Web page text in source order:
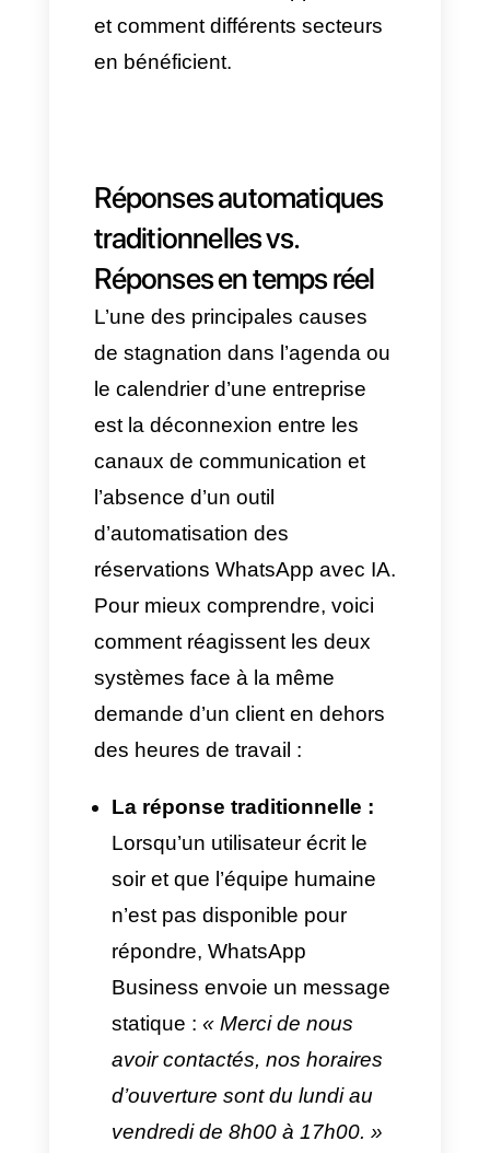
potentiel de vente qui visualise,
identifie, gère et confirme les
créneaux dans l’agenda, on
limite les erreurs
opérationnelles et on optimise
la productivité de l’équipe.
Nous analysons ci-dessous
comment transformer
l’opération et le flux de vente
avec des outils modernes pour
l’automatisation des
réservations WhatsApp avec IA
et comment différents secteurs
en bénéficient.
Réponses automatiques
traditionnelles vs.
Réponses en temps réel
L’une des principales causes
de stagnation dans l’agenda ou
le calendrier d’une entreprise